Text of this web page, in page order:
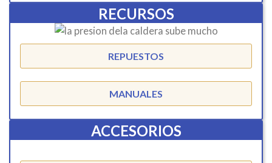
RECURSOS
REPUESTOS
MANUALES
ACCESORIOS